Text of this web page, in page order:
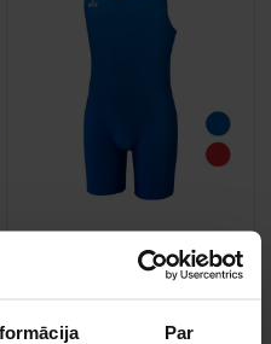
Par
Core - Bērniem
Core Cīņas Triko